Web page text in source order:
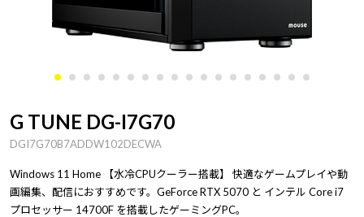
G TUNE DG-I7G70
DGI7G70B7ADDW102DECWA
Windows 11 Home 【水冷CPUクーラー搭載】 快適なゲームプレイや動
画編集、配信におすすめです。GeForce RTX 5070 と インテル Core i7
プロセッサー 14700F を搭載したゲーミングPC。